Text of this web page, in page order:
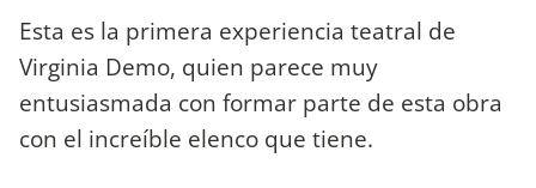
Esta es la primera experiencia teatral de
Virginia Demo, quien parece muy
entusiasmada con formar parte de esta obra
con el increíble elenco que tiene.